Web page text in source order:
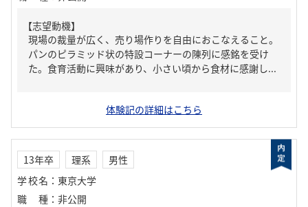
【志望動機】
現場の裁量が広く、売り場作りを自由におこなえること。
パンのピラミッド状の特設コーナーの陳列に感銘を受け
た。食育活動に興味があり、小さい頃から食材に感謝し...
体験記の詳細はこちら
13年卒 理系
男性
学校名 ： 東京大学
職種 ： 非公開